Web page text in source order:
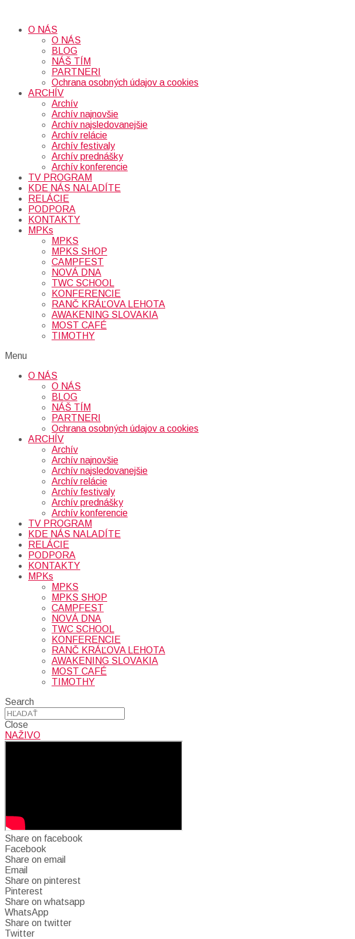
O NÁS
O NÁS
BLOG
NÁŠ TÍM
PARTNERI
Ochrana osobných údajov a cookies
ARCHÍV
Archív
Archív najnovšie
Archív najsledovanejšie
Archív relácie
Archív festivaly
Archív prednášky
Archív konferencie
TV PROGRAM
KDE NÁS NALADÍTE
RELÁCIE
PODPORA
KONTAKTY
MPKs
MPKS
MPKS SHOP
CAMPFEST
NOVÁ DNA
TWC SCHOOL
KONFERENCIE
RANČ KRÁĽOVA LEHOTA
AWAKENING SLOVAKIA
MOST CAFÉ
TIMOTHY
Menu
O NÁS
O NÁS
BLOG
NÁŠ TÍM
PARTNERI
Ochrana osobných údajov a cookies
ARCHÍV
Archív
Archív najnovšie
Archív najsledovanejšie
Archív relácie
Archív festivaly
Archív prednášky
Archív konferencie
TV PROGRAM
KDE NÁS NALADÍTE
RELÁCIE
PODPORA
KONTAKTY
MPKs
MPKS
MPKS SHOP
CAMPFEST
NOVÁ DNA
TWC SCHOOL
KONFERENCIE
RANČ KRÁĽOVA LEHOTA
AWAKENING SLOVAKIA
MOST CAFÉ
TIMOTHY
Search
Close
NAŽIVO
Share on facebook
Facebook
Share on email
Email
Share on pinterest
Pinterest
Share on whatsapp
WhatsApp
Share on twitter
Twitter